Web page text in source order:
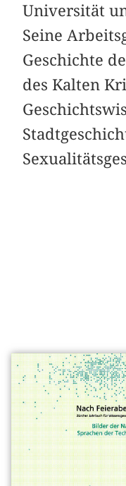
Universität
Seine
Geschichte
des Kalten